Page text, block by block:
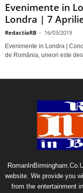
Evenimente in
Londra | 7
RedactiaRB - 16/03/2019
Evenimente in Londra |
de România, uneori este
website. We provide you
from the entertainment